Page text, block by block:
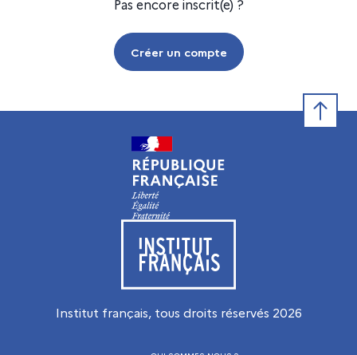
Pas encore inscrit(e) ?
Créer un compte
Visiter le site de l’Institut français
Institut français, tous droits réservés 2026